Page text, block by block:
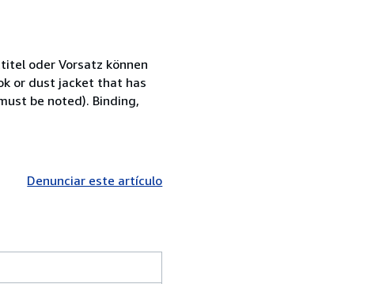
oder Vorsatz können
or dust jacket that has
be noted). Binding,
Denunciar este artículo